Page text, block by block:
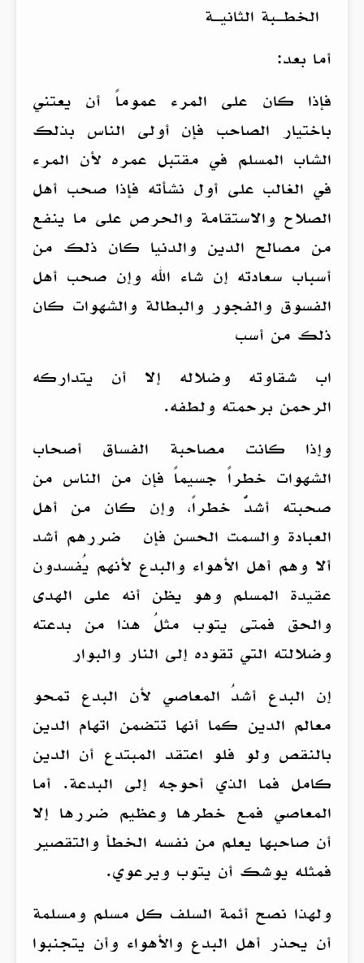
الخطـبة الثانيـة
أما بعد:
فإذا كان على المرء عموماً أن يعتني
باختيار الصاحب فإن أولى الناس بذلك
الشاب المسلم في مقتبل عمره لأن المرء
في الغالب على أول نشأته فإذا صحب أهل
الصلاح والاستقامة والحرص على ما ينفع
من مصالح الدين والدنيا كان ذلك من
أسباب سعادته إن شاء الله وإن صحب أهل
الفسوق والفجور والبطالة والشهوات كان
ذلك من أسب
اب شقاوته وضلاله إلا أن يتداركه
الرحمن برحمته ولطفه.
وإذا كانت مصاحبة الفساق أصحاب
الشهوات خطراً جسيماً فإن من الناس من
صحبته أشدُّ خطراً، وإن كان من أهل
العبادة والسمت الحسن فإن ضررهم أشد
ألا وهم أهل الأهواء والبدع لأنهم يُفسدون
عقيدة المسلم وهو يظن أنه على الهدى
والحق فمتى يتوب مثلُ هذا من بدعته
وضلالته التي تقوده إلى النار والبوار
إن البدع أشدُ المعاصي لأن البدع تمحو
معالم الدين كما أنها تتضمن اتهام الدين
بالنقص ولو فلو اعتقد المبتدع أن الدين
كامل فما الذي أحوجه إلى البدعة. أما
المعاصي فمع خطرها وعظيم ضررها إلا
أن صاحبها يعلم من نفسه الخطأ والتقصير
فمثله يوشك أن يتوب ويرعوي.
ولهذا نصح أئمة السلف كل مسلم ومسلمة
أن يحذر أهل البدع والأهواء وأن يتجنبوا